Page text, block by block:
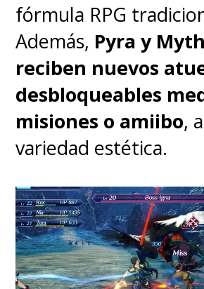
versiones digitales
logradas, con rostros
expresiones que
salto gráfico de la
consola.Y pasa lo
Chile, que ahora
Suazo, Guillermo
Paulo Díaz y hasta
Echeverría.
fórmula RPG
Además, Pyra y
reciben nuevos
desbloqueables
misiones o amiibo,
variedad estética.